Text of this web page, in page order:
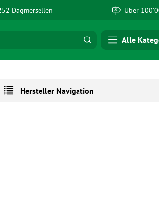
Dagmersellen Über
Alle
Hersteller Navigation